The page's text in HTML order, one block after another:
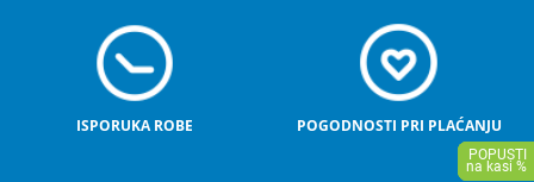
ISPORUKA ROBE POGODNOSTI PRI PLAĆANJU